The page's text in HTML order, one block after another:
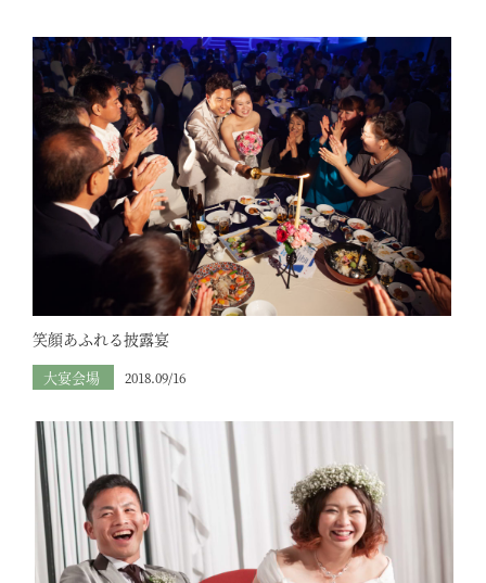
笑顔あふれる披露宴
大宴会場 2018.09/16